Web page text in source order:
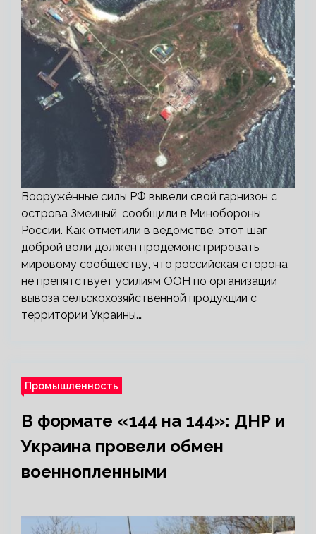
Вооружённые силы РФ вывели свой гарнизон с
острова Змеиный, сообщили в Минобороны
России. Как отметили в ведомстве, этот шаг
доброй воли должен продемонстрировать
мировому сообществу, что российская сторона
не препятствует усилиям ООН по организации
вывоза сельскохозяйственной продукции с
территории Украины.…
Промышленность
В формате «144 на 144»: ДНР и
Украина провели обмен
военнопленными